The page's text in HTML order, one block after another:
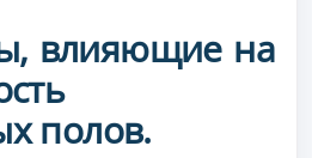
влияющие на
полов.